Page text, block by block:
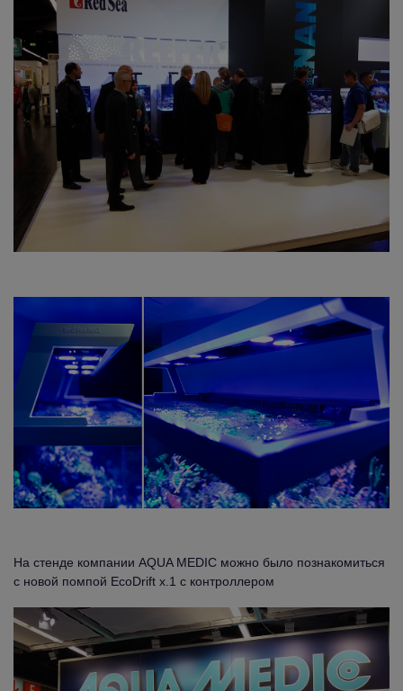
На стенде компании AQUA MEDIC можно было познакомиться
с новой помпой EcoDrift x.1 с контроллером